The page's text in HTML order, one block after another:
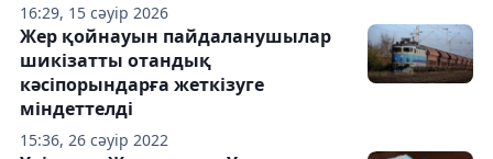
16:29, 15 сәуір 2026
15:36, 26 сәуір 2022
Жер қойнауын пайдаланушылар
шикізатты отандық
кәсіпорындарға жеткізуге
міндеттелді